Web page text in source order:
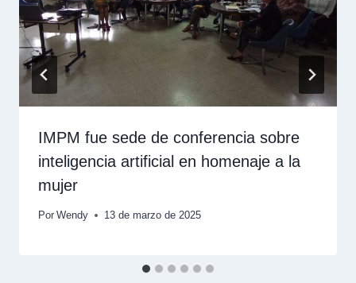
IMPM fue sede de conferencia sobre
inteligencia artificial en homenaje a la
mujer
Por Wendy 13 de marzo de 2025